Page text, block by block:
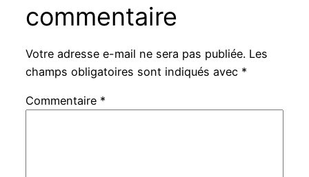
commentaire
Votre adresse e-mail ne sera pas publiée. Les
champs obligatoires sont indiqués avec *
Commentaire *